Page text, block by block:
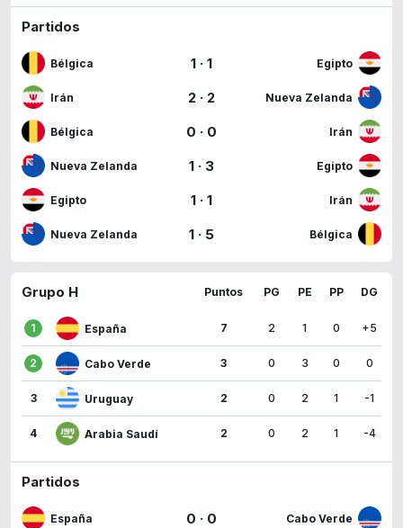
Partidos
Bélgica 1 · 1 Egipto
Irán 2 · 2 Nueva Zelanda
Bélgica 0 · 0 Irán
Nueva Zelanda 1 · 3 Egipto
Egipto 1 · 1 Irán
Nueva Zelanda 1 · 5 Bélgica
Grupo H Puntos PG PE PP DG
1 España 7 2 1 0 +5
2 Cabo Verde 3 0 3 0 0
3 Uruguay 2 0 2 1 -1
4 Arabia Saudí 2 0 2 1 -4
Partidos
España 0 · 0 Cabo Verde